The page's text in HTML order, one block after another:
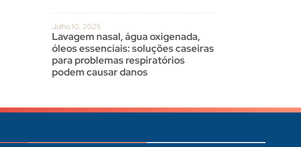
Julho 10, 2025
Lavagem nasal, água oxigenada,
óleos essenciais: soluções caseiras
para problemas respiratórios
podem causar danos